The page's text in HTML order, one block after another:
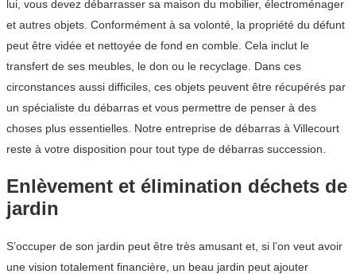
lui, vous devez débarrasser sa maison du mobilier, électroménager
et autres objets. Conformément à sa volonté, la propriété du défunt
peut être vidée et nettoyée de fond en comble. Cela inclut le
transfert de ses meubles, le don ou le recyclage. Dans ces
circonstances aussi difficiles, ces objets peuvent être récupérés par
un spécialiste du débarras et vous permettre de penser à des
choses plus essentielles. Notre entreprise de débarras à Villecourt
reste à votre disposition pour tout type de débarras succession.
Enlèvement et élimination déchets de
jardin
S’occuper de son jardin peut être très amusant et, si l’on veut avoir
une vision totalement financière, un beau jardin peut ajouter